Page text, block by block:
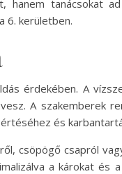
hanem tanácsokat
6. kerületben.
érdekében. A
A szakemberek
és
csöpögő csapról
a károkat és